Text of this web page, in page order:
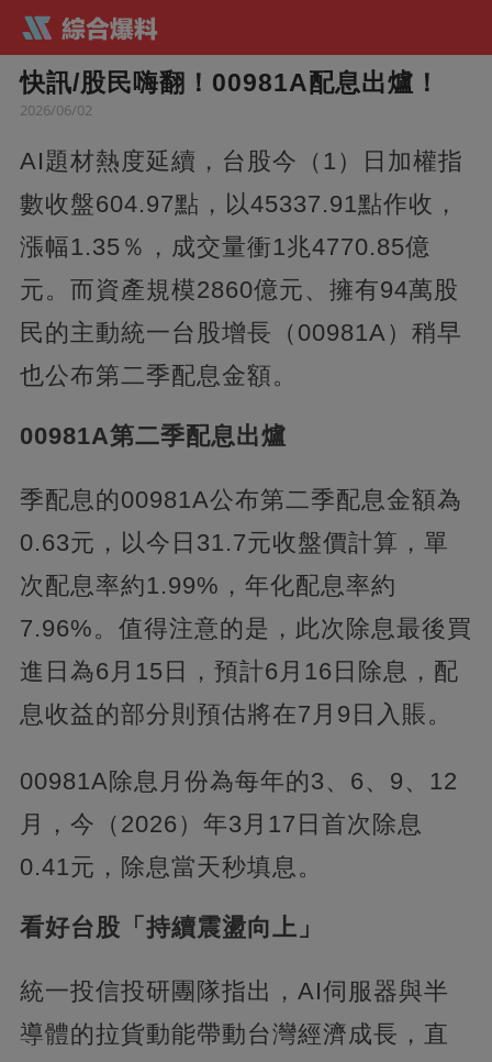
快訊/股民嗨翻！00981A配息出爐！
2026/06/02
AI題材熱度延續，台股今（1）日加權指
數收盤604.97點，以45337.91點作收，
漲幅1.35％，成交量衝1兆4770.85億
元。而資產規模2860億元、擁有94萬股
民的主動統一台股增長（00981A）稍早
也公布第二季配息金額。
00981A第二季配息出爐
季配息的00981A公布第二季配息金額為
0.63元，以今日31.7元收盤價計算，單
次配息率約1.99%，年化配息率約
7.96%。值得注意的是，此次除息最後買
進日為6月15日，預計6月16日除息，配
息收益的部分則預估將在7月9日入賬。
00981A除息月份為每年的3、6、9、12
月，今（2026）年3月17日首次除息
0.41元，除息當天秒填息。
看好台股「持續震盪向上」
統一投信投研團隊指出，AI伺服器與半
導體的拉貨動能帶動台灣經濟成長，直